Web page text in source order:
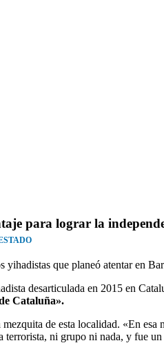
para lograr la
que planeó atentar en
desarticulada en 2015 en
Cataluña».
de esta localidad. «En
ni grupo ni nada, y fue